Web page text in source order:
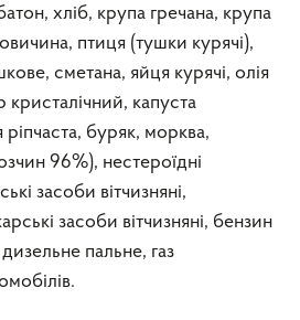
хліб, крупа гречана, крупа
птиця (тушки курячі),
сметана, яйця курячі, олія
капуста
ріпчаста, буряк, морква,
96%), нестероїдні
засоби вітчизняні,
засоби вітчизняні, бензин
пальне, газ